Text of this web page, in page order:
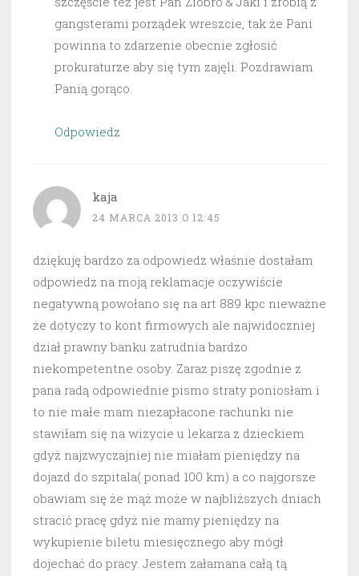
gangsterami porządek wreszcie, tak że Pani
powinna to zdarzenie obecnie zgłosić
prokuraturze aby się tym zajęli. Pozdrawiam
Panią gorąco.
Odpowiedz
kaja
24 MARCA 2013 O 12:45
dziękuję bardzo za odpowiedz właśnie dostałam
odpowiedz na moją reklamacje oczywiście
negatywną powołano się na art 889 kpc nieważne
że dotyczy to kont firmowych ale najwidoczniej
dział prawny banku zatrudnia bardzo
niekompetentne osoby. Zaraz piszę zgodnie z
pana radą odpowiednie pismo straty poniosłam i
to nie małe mam niezapłacone rachunki nie
stawiłam się na wizycie u lekarza z dzieckiem
gdyż najzwyczajniej nie miałam pieniędzy na
dojazd do szpitala( ponad 100 km) a co najgorsze
obawiam się że mąż może w najbliższych dniach
stracić pracę gdyż nie mamy pieniędzy na
wykupienie biletu miesięcznego aby mógł
dojechać do pracy. Jestem załamana całą tą